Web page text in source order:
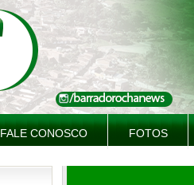
FALE CONOSCO FOTOS